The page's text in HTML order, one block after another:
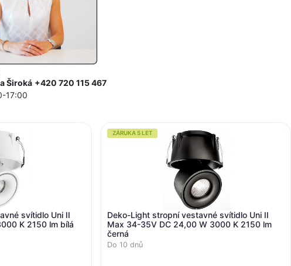
Široká +420 720 115 467
17:00
svítidlo Uni II
K 2150 lm bílá
ZÁRUKA 5 LET
Deko-Light stropní vestavné svítidlo Uni II
Max 34-35V DC 24,00 W 3000 K 2150 lm
černá
Do 10 dnů